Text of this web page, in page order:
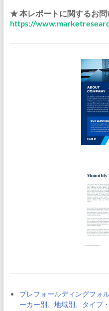
★ 本レポートに関するお
https://
プレフォールディングフォ
ーカー別、地域別、タイプ